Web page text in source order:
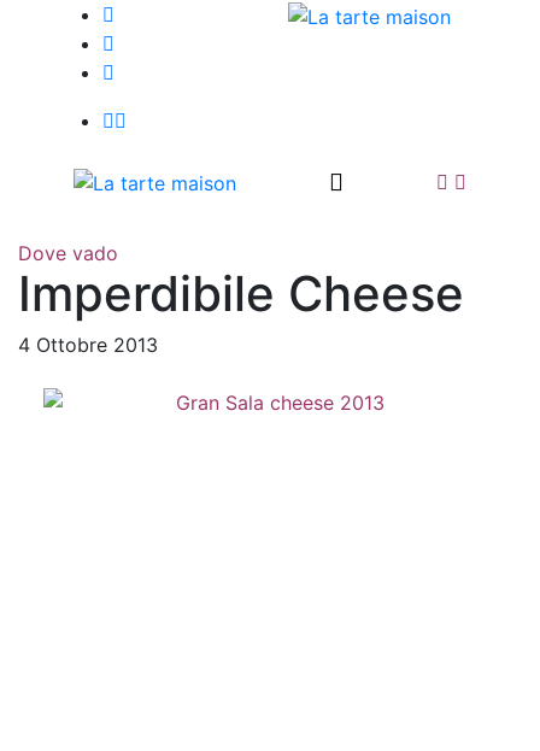
Dove vado
Imperdibile Cheese
4 Ottobre 2013